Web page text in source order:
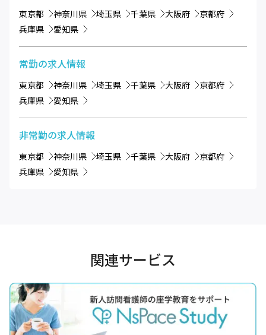
東京都 神奈川県 埼玉県 千葉県 大阪府
京都府
兵庫県
愛知県
常勤の求人情報
東京都 神奈川県 埼玉県 千葉県 大阪府
京都府
兵庫県
愛知県
非常勤の求人情報
東京都 神奈川県 埼玉県 千葉県 大阪府
京都府
兵庫県
愛知県
関連サービス